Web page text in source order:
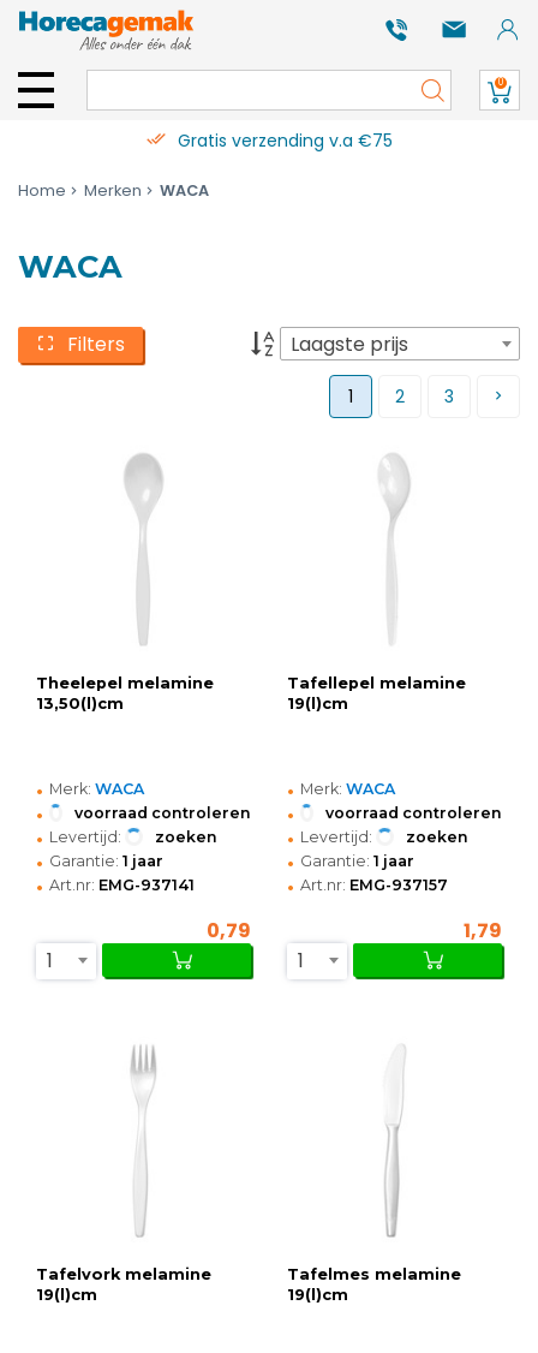
0
Gratis verzending v.a €75
Home Merken WACA
WACA
Filters Laagste prijs
1 2 3
Theelepel melamine
13,50(l)cm
• Merk: WACA
• voorraad controleren
• Levertijd: zoeken
• Garantie: 1 jaar
• Art.nr: EMG-937141
0,79
1
Tafellepel melamine
19(l)cm
• Merk: WACA
• voorraad controleren
• Levertijd: zoeken
• Garantie: 1 jaar
• Art.nr: EMG-937157
1,79
1
Tafelvork melamine
19(l)cm
Tafelmes melamine
19(l)cm